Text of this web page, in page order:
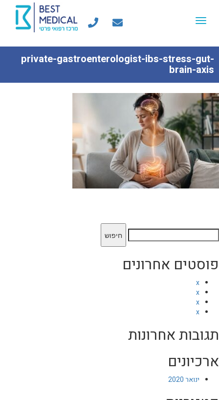
Toggle
private-gastroenterologist-ibs-stress-gut-
brain-axis
חיפוש:
פוסטים אחרונים
x
x
x
x
תגובות אחרונות
ארכיונים
ינואר 2020